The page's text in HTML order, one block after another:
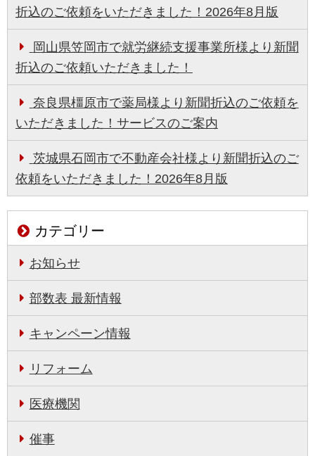
折込のご依頼をいただきました！2026年8月版
岡山県笠岡市で就労継続支援事業所様より新聞
折込のご依頼いただきました！
奈良県橿原市で薬局様より新聞折込のご依頼を
いただきました！サービスのご案内
茨城県石岡市で不動産会社様より新聞折込のご
依頼をいただきました！2026年8月版
カテゴリー
お知らせ
部数表 最新情報
キャンペーン情報
リフォーム
医療機関
催事